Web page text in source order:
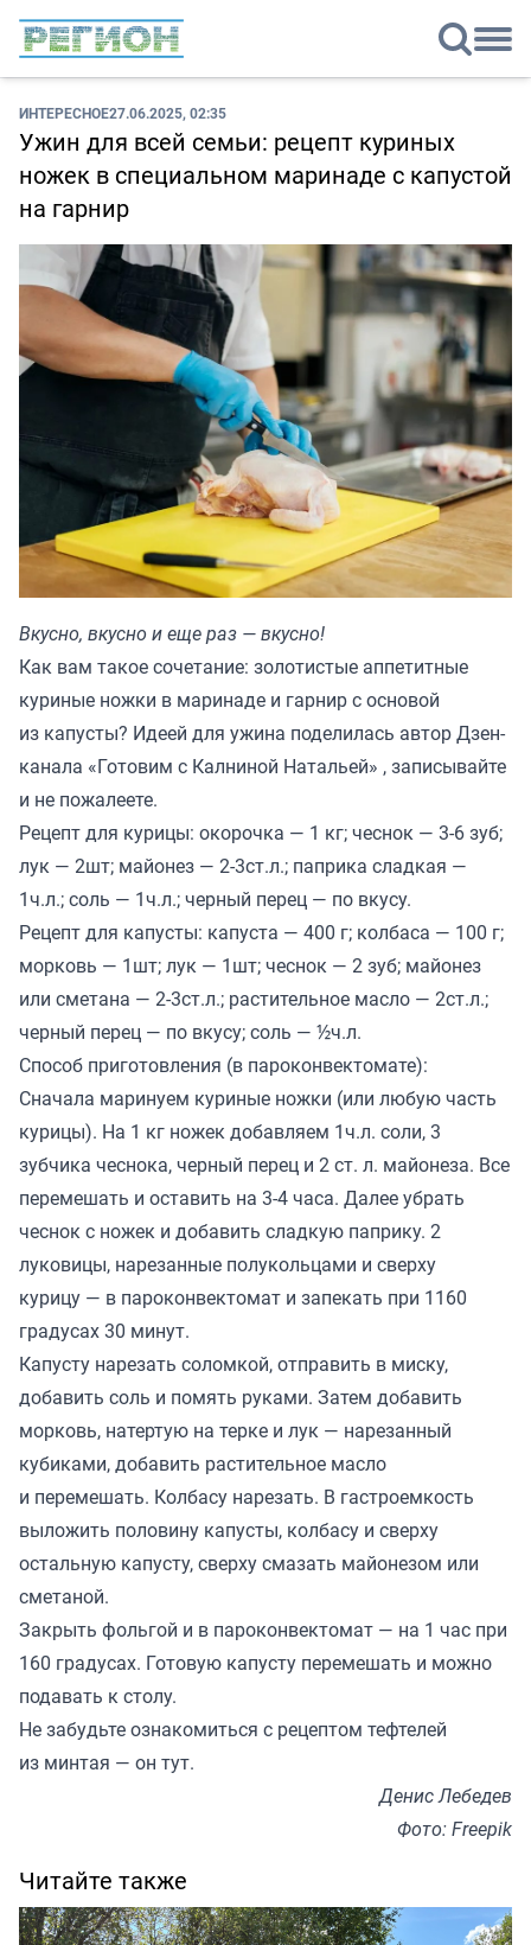
ИНТЕРЕСНОЕ27.06.2025, 02:35
Ужин для всей семьи: рецепт куриных
ножек в специальном маринаде с капустой
на гарнир
Вкусно, вкусно и еще раз — вкусно!
Как вам такое сочетание: золотистые аппетитные
куриные ножки в маринаде и гарнир с основой
из капусты? Идеей для ужина поделилась автор Дзен-
канала «Готовим с Калниной Натальей» , записывайте
и не пожалеете.
Рецепт для курицы: окорочка — 1 кг; чеснок — 3-6 зуб;
лук — 2шт; майонез — 2-3ст.л.; паприка сладкая —
1ч.л.; соль — 1ч.л.; черный перец — по вкусу.
Рецепт для капусты: капуста — 400 г; колбаса — 100 г;
морковь — 1шт; лук — 1шт; чеснок — 2 зуб; майонез
или сметана — 2-3ст.л.; растительное масло — 2ст.л.;
черный перец — по вкусу; соль — ½ч.л.
Способ приготовления (в пароконвектомате):
Сначала маринуем куриные ножки (или любую часть
курицы). На 1 кг ножек добавляем 1ч.л. соли, 3
зубчика чеснока, черный перец и 2 ст. л. майонеза. Все
перемешать и оставить на 3-4 часа. Далее убрать
чеснок с ножек и добавить сладкую паприку. 2
луковицы, нарезанные полукольцами и сверху
курицу — в пароконвектомат и запекать при 1160
градусах 30 минут.
Капусту нарезать соломкой, отправить в миску,
добавить соль и помять руками. Затем добавить
морковь, натертую на терке и лук — нарезанный
кубиками, добавить растительное масло
и перемешать. Колбасу нарезать. В гастроемкость
выложить половину капусты, колбасу и сверху
остальную капусту, сверху смазать майонезом или
сметаной.
Закрыть фольгой и в пароконвектомат — на 1 час при
160 градусах. Готовую капусту перемешать и можно
подавать к столу.
Не забудьте ознакомиться с рецептом тефтелей
из минтая — он тут.
Денис Лебедев
Фото: Freepik
Читайте также